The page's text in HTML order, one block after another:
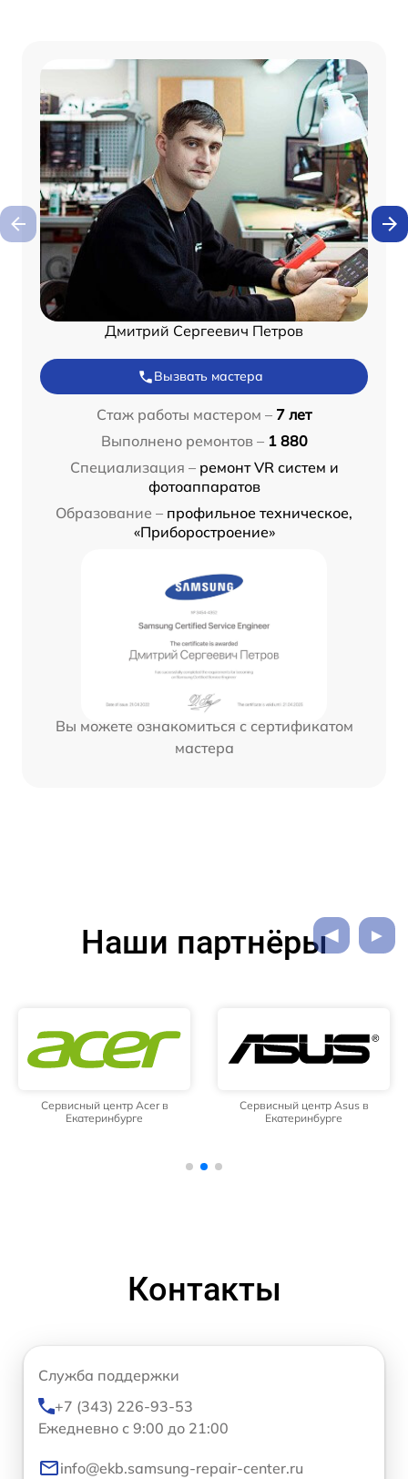
Дмитрий Сергеевич Петров
Вызвать мастера
Стаж работы мастером – 7 лет
Выполнено ремонтов – 1 880
Специализация – ремонт VR систем и
фотоаппаратов
Образование – профильное техническое,
«Приборостроение»
Вы можете ознакомиться с сертификатом
мастера
Наши партнёры
Сервисный центр Acer в
Екатеринбурге
Сервисный центр Asus в
Екатеринбурге
Контакты
Служба поддержки
+7 (343) 226-93-53
Ежедневно с 9:00 до 21:00
info@ekb.samsung-repair-center.ru